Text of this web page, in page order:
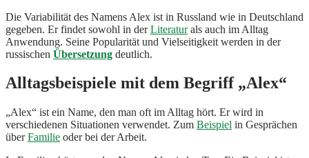
Die Variabilität des Namens Alex ist in Russland wie in Deutschland
gegeben. Er findet sowohl in derLiteraturals auch im Alltag
Anwendung. Seine Popularität und Vielseitigkeit werden in der
russischen Übersetzung deutlich.
Alltagsbeispiele mit dem Begriff „Alex“
„Alex“ ist ein Name, den man oft im Alltag hört. Er wird in
verschiedenen Situationen verwendet. Zum Beispiel in Gesprächen
überFamilie oder bei der Arbeit.